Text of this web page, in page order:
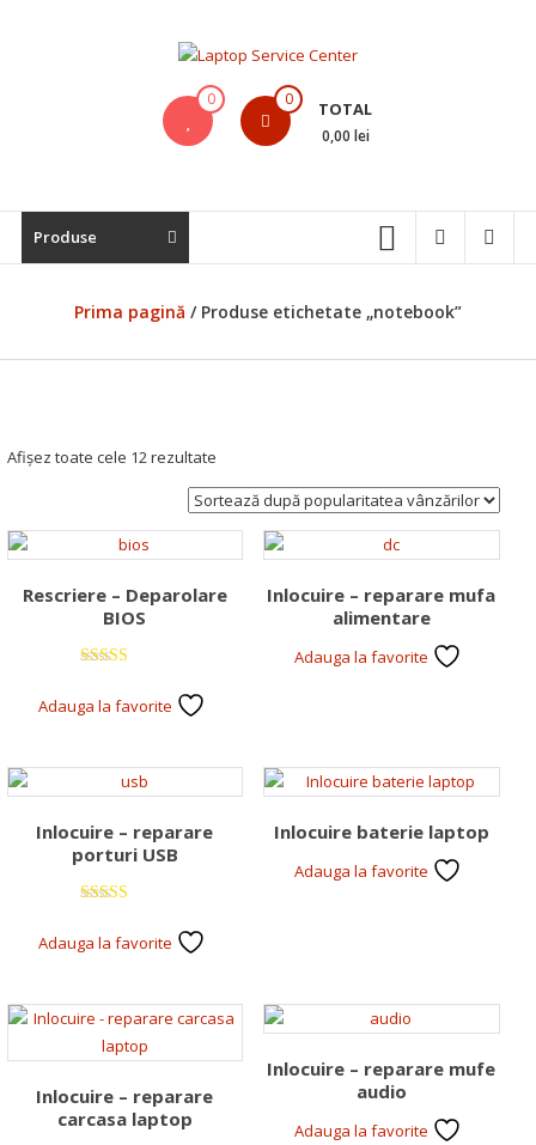
Bistrita,
Service
Laptop,
Reparatii
Notebook-
Macbook-
0 0 TOTAL
0,00 lei
Produse
Prima pagină / Produse etichetate „notebook”
Afișez toate cele 12 rezultateSortat
după
popularitate
Rescriere – Deparolare
BIOS
5.00
din 5
Adauga la favorite
Inlocuire – reparare mufa
alimentare
Adauga la favorite
Inlocuire – reparare
porturi USB
5.00
din 5
Adauga la favorite
Inlocuire baterie laptop
Adauga la favorite
Inlocuire – reparare
carcasa laptop
Inlocuire – reparare mufe
audio
Adauga la favorite